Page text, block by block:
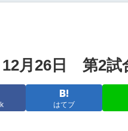
月26日 第2試
はてブ